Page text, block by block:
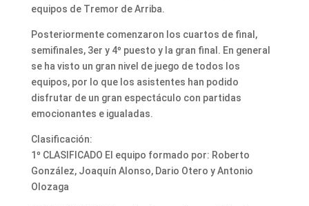
equipos de Tremor de Arriba.
Posteriormente comenzaron los cuartos de final,
semifinales, 3er y 4º puesto y la gran final. En general
se ha visto un gran nivel de juego de todos los
equipos, por lo que los asistentes han podido
disfrutar de un gran espectáculo con partidas
emocionantes e igualadas.
Clasificación:
1º CLASIFICADO El equipo formado por: Roberto
González, Joaquín Alonso, Dario Otero y Antonio
Olozaga